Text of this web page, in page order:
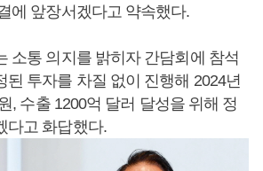
에 앞장서겠다고 약속했다.
소통 의지를 밝히자 간담회에 참석
된 투자를 차질 없이 진행해 2024년
, 수출 1200억 달러 달성을 위해 정
다고 화답했다.